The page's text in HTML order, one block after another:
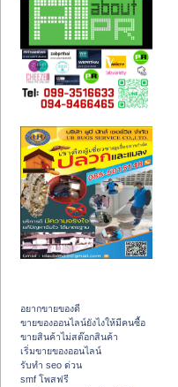
อยากขายของดี
ขายของออนไลน์ยังไงให้มีคนซื้อ
ขายสินค้าไม่สต๊อกสินค้า
เริ่มขายของออนไลน์
รับทำ seo ด่วน
smf โพสฟรี